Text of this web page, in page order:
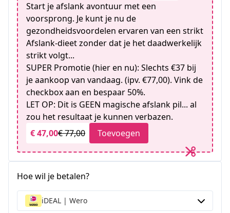
Start je afslank avontuur met een
voorsprong. Je kunt je nu de
gezondheidsvoordelen ervaren van een strikt
Afslank-dieet zonder dat je het daadwerkelijk
strikt volgt...
SUPER Promotie (hier en nu): Slechts €37 bij
je aankoop van vandaag. (ipv. €77,00). Vink de
checkbox aan en bespaar 50%.
LET OP: Dit is GEEN magische afslank pil... al
zou het resultaat je kunnen verbazen.
€ 47,00€ 77,00 Toevoegen
Hoe wil je betalen?
iDEAL | Wero